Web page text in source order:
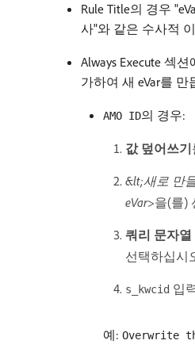
Rule Title의 경우
사"와 같은 수사적
Always Execute 섹
가하여 새 eVar를 만
AMO ID의 경우:
값 덮어쓰기
&lt;새로 만
eVar>을(를)
쿼리 문자
선택하십시
s_kwcid 입
예: Overwrite